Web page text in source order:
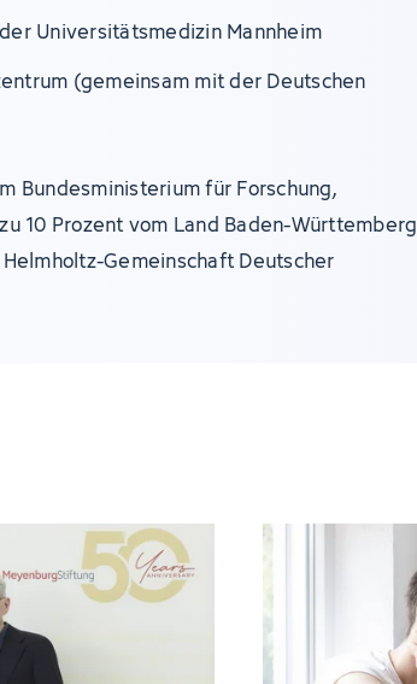
Universitätsmedizin Mannheim
(gemeinsam mit der Deutschen
Bundesministerium für Forschung,
10 Prozent vom Land Baden-Württemberg
Gemeinschaft Deutscher